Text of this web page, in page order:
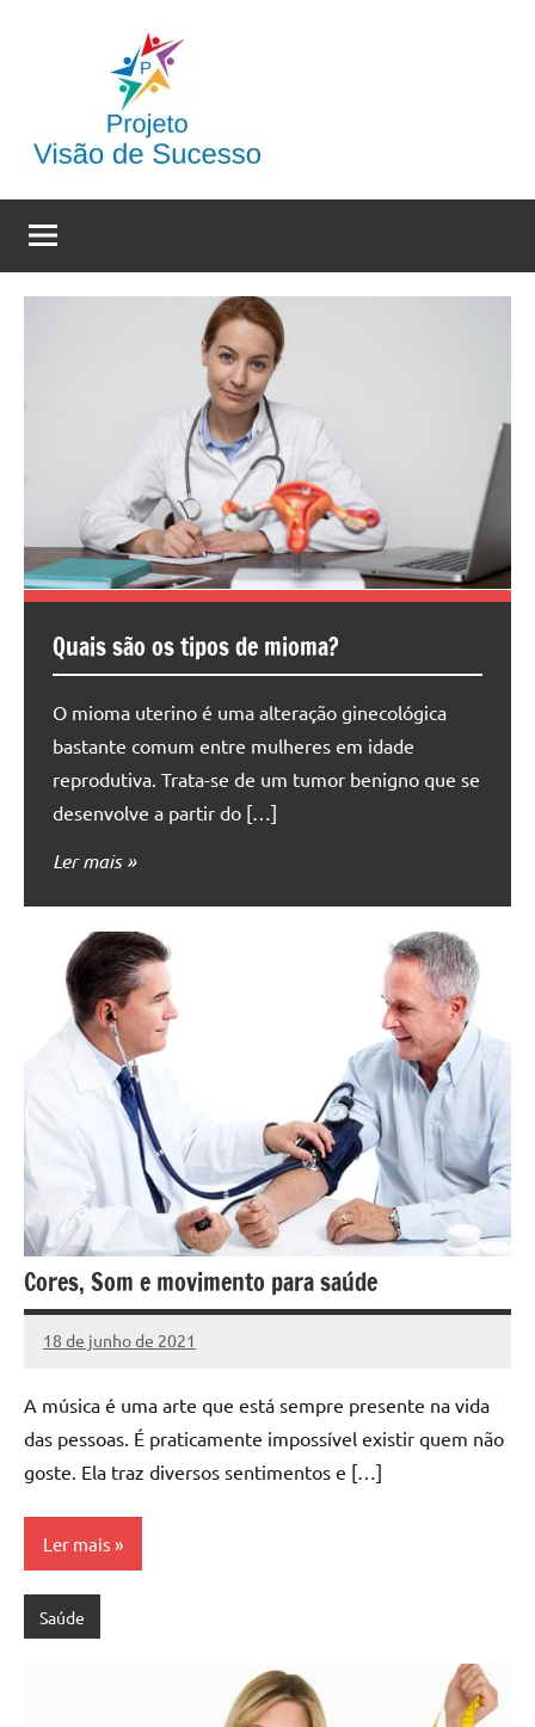
Dicas
e
Projetos
Sucesso
Quais são os tipos de mioma?
O mioma uterino é uma alteração ginecológica
bastante comum entre mulheres em idade
reprodutiva. Trata-se de um tumor benigno que se
desenvolve a partir do […]
Ler mais
Cores, Som e movimento para saúde
18 de junho de 2021
projeto
A música é uma arte que está sempre presente na vida
das pessoas. É praticamente impossível existir quem não
goste. Ela traz diversos sentimentos e […]
Ler mais
Saúde